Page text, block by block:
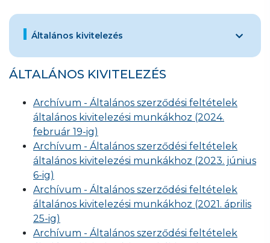
Általános kivitelezés
ÁLTALÁNOS KIVITELEZÉS
Archívum - Általános szerződési feltételek
általános kivitelezési munkákhoz (2024.
február 19-ig)
Archívum - Általános szerződési feltételek
általános kivitelezési munkákhoz (2023. június
6-ig)
Archívum - Általános szerződési feltételek
általános kivitelezési munkákhoz (2021. április
25-ig)
Archívum - Általános szerződési feltételek